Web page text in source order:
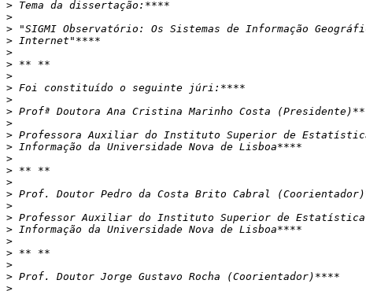
>
>
>
>
>
>
>
>
>
>
>
>
>
>
>
>
>
>
>
>
>
>
>
>
>